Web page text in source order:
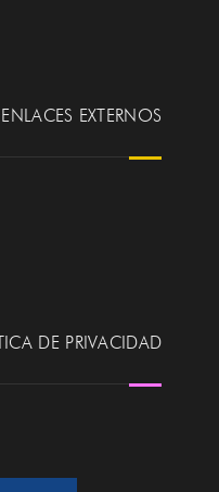
ENLACES EXTERNOS
DE PRIVACIDAD